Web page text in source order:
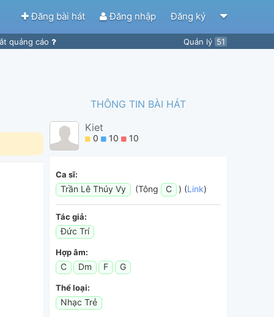
Đăng bài hát Đăng nhập Đăng ký
quảng cáo Quản lý 51
THÔNG TIN BÀI HÁT
Kiet
0 10 10
Ca sĩ:
Trần Lê Thúy Vy (Tông C ) (Link)
Tác giả:
Đức Trí
Hợp âm:
C Dm F G
Thể loại:
Nhạc Trẻ